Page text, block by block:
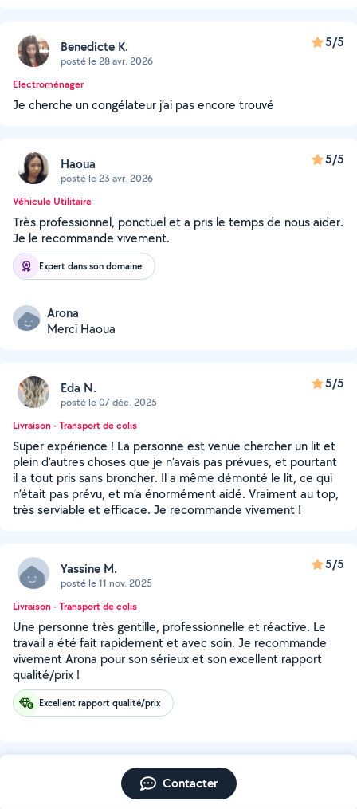
Benedicte K.
posté le 28 avr. 2026
5/5
Electroménager
Je cherche un congélateur j’ai pas encore trouvé
Haoua
posté le 23 avr. 2026
5/5
Véhicule Utilitaire
Très professionnel, ponctuel et a pris le temps de nous aider.
Je le recommande vivement.
Expert dans son domaine
Arona
Merci Haoua
Eda N.
posté le 07 déc. 2025
5/5
Livraison - Transport de colis
Super expérience ! La personne est venue chercher un lit et
plein d’autres choses que je n’avais pas prévues, et pourtant
il a tout pris sans broncher. Il a même démonté le lit, ce qui
n’était pas prévu, et m’a énormément aidé. Vraiment au top,
très serviable et efficace. Je recommande vivement !
Yassine M.
posté le 11 nov. 2025
5/5
Livraison - Transport de colis
Une personne très gentille, professionnelle et réactive. Le
travail a été fait rapidement et avec soin. Je recommande
vivement Arona pour son sérieux et son excellent rapport
qualité/prix !
Excellent rapport qualité/prix
Contacter